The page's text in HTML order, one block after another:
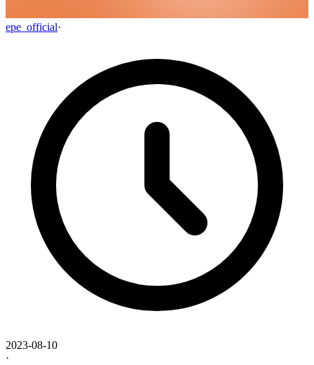
epe_official·
2023-08-10
·